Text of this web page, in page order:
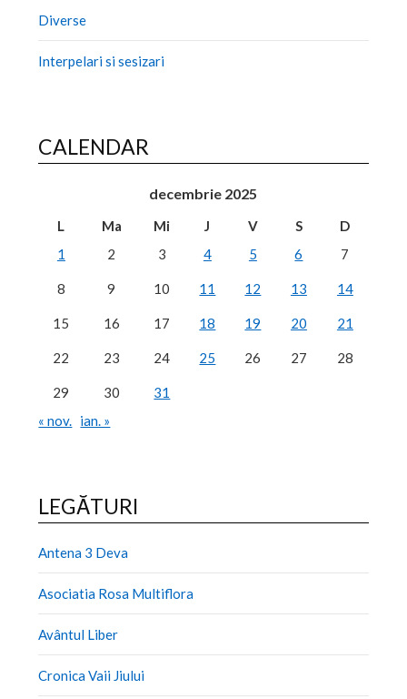
Diverse
Interpelari si sesizari
CALENDAR
decembrie 2025
L Ma Mi J V S
D
1
2 3 4 5 6 7
8 9 10 11 12 13 14
15 16 17 18 19 20 21
22 23 24 25 26 27 28
29 30
31
« nov. ian. »
LEGĂTURI
Antena 3 Deva
Asociatia Rosa Multiflora
Avântul Liber
Cronica Vaii Jiului